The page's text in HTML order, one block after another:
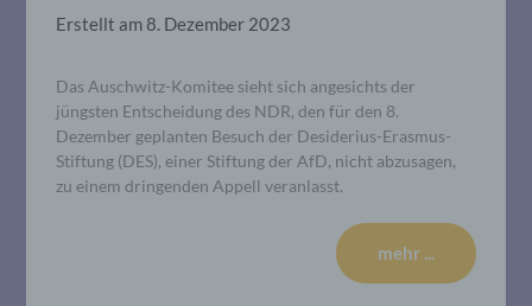
Erstellt am8. Dezember 2023
Das Auschwitz-Komitee sieht sich angesichts der
jüngsten Entscheidung des NDR, den für den 8.
Dezember geplanten Besuch der Desiderius-Erasmus-
Stiftung (DES), einer Stiftung der AfD, nicht abzusagen,
zu einem dringenden Appell veranlasst.
mehr ...